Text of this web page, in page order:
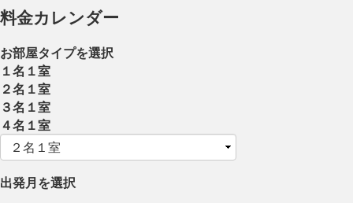
料金カレンダー
お部屋タイプを選択
１名１室
２名１室
３名１室
４名１室
出発月を選択